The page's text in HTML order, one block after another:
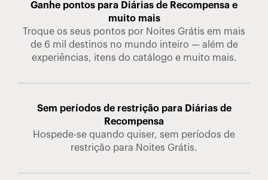
Ganhe pontos para Diárias de Recompensa e
muito mais
Troque os seus pontos por Noites Grátis em mais
de 6 mil destinos no mundo inteiro — além de
experiências, itens do catálogo e muito mais.
Sem períodos de restrição para Diárias de
Recompensa
Hospede-se quando quiser, sem períodos de
restrição para Noites Grátis.